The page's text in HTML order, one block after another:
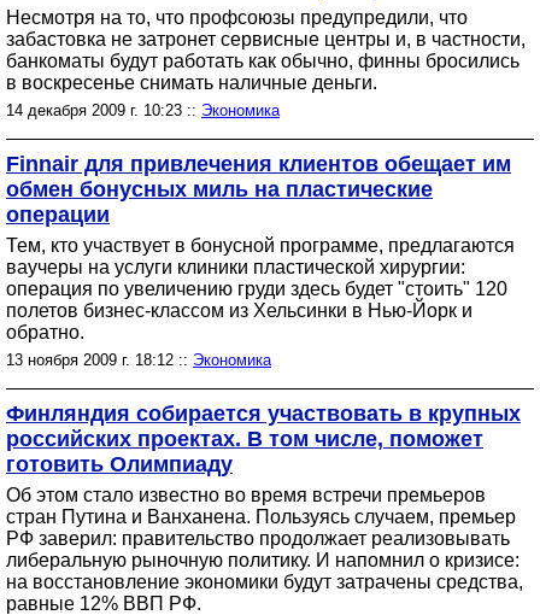
Несмотря на то, что профсоюзы предупредили, что
забастовка не затронет сервисные центры и, в частности,
банкоматы будут работать как обычно, финны бросились
в воскресенье снимать наличные деньги.
14 декабря 2009 г. 10:23 :: Экономика
Finnair для привлечения клиентов обещает им
обмен бонусных миль на пластические
операции
Тем, кто участвует в бонусной программе, предлагаются
ваучеры на услуги клиники пластической хирургии:
операция по увеличению груди здесь будет "стоить" 120
полетов бизнес-классом из Хельсинки в Нью-Йорк и
обратно.
13 ноября 2009 г. 18:12 :: Экономика
Финляндия собирается участвовать в крупных
российских проектах. В том числе, поможет
готовить Олимпиаду
Об этом стало известно во время встречи премьеров
стран Путина и Ванханена. Пользуясь случаем, премьер
РФ заверил: правительство продолжает реализовывать
либеральную рыночную политику. И напомнил о кризисе:
на восстановление экономики будут затрачены средства,
равные 12% ВВП РФ.